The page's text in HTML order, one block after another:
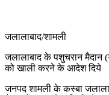
जलालाबाद/शामली
जलालाबाद के पशुचरान मैदान
को खाली करने के आदेश दिये
जनपद शामली के कस्बा